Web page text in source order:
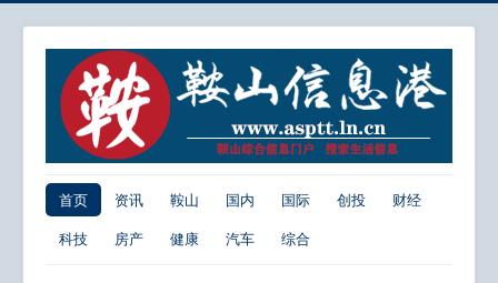
首页 资讯 鞍山 国内 国际 创投
财经
科技
房产 健康 汽车 综合